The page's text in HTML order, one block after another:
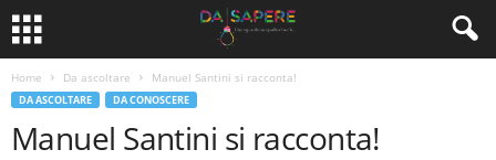
Home Da ascoltare Manuel Santini si racconta!
DA ASCOLTARE DA CONOSCERE
Manuel Santini si racconta!